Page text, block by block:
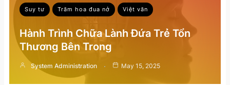
Suy tư Trăm hoa đua nở Việt văn
Hành Trình Chữa Lành Đứa Trẻ Tổn
Thương Bên Trong
System Administration May 15, 2025